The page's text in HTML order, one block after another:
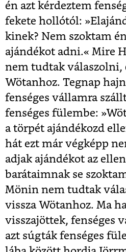
én azt kérdeztem
fekete hollótól:
kinek? Nem szoktam
ajándékot adni.« Mire
nem tudtak válaszolni,
Wötanhoz. Tegnap
fenséges vállamra
fenséges fülembe:
a törpét ajándékozd
hát ezt már végképp
adjak ajándékot az
barátaimnak se
Mönin nem tudtak
vissza Wötanhoz. Ma
visszajöttek, fenséges
azt súgták fenséges